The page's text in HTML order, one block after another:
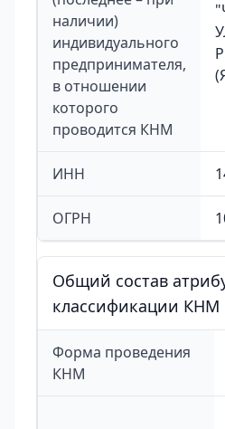
наличии)
индивидуального
предпринимателя,
в отношении
которого
проводится КНМ
ИНН
ОГРН
Общий состав
классификации КНМ
Форма проведения
КНМ